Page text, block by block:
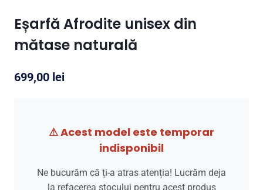
Eșarfă Afrodite unisex din
mătase naturală
699,00 lei
⚠ Acest model este temporar
indisponibil
Ne bucurăm că ți-a atras atenția! Lucrăm deja
la refacerea stocului pentru acest produs